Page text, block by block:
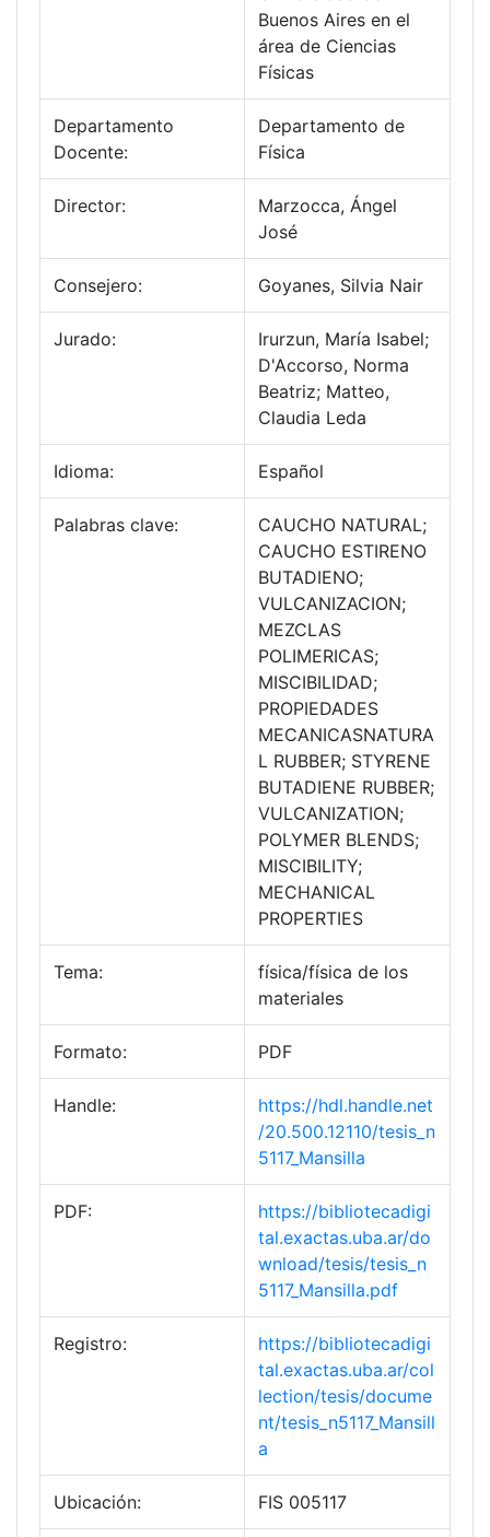
Buenos Aires en el
área de Ciencias
Físicas
Departamento
Docente:
Departamento de
Física
Director:
Marzocca, Ángel
José
Consejero: Goyanes, Silvia Nair
Jurado:
Irurzun, María Isabel;
D'Accorso, Norma
Beatriz; Matteo,
Claudia Leda
Idioma: Español
Palabras clave:
CAUCHO NATURAL;
CAUCHO ESTIRENO
BUTADIENO;
VULCANIZACION;
MEZCLAS
POLIMERICAS;
MISCIBILIDAD;
PROPIEDADES
MECANICASNATURA
L RUBBER; STYRENE
BUTADIENE RUBBER;
VULCANIZATION;
POLYMER BLENDS;
MISCIBILITY;
MECHANICAL
PROPERTIES
Tema:
física/física de los
materiales
Formato: PDF
Handle:
https://hdl.handle.net
/20.500.12110/tesis_n
5117_Mansilla
PDF:
https://bibliotecadigi
tal.exactas.uba.ar/do
wnload/tesis/tesis_n
5117_Mansilla.pdf
Registro:
https://bibliotecadigi
tal.exactas.uba.ar/col
lection/tesis/docume
nt/tesis_n5117_Mansill
a
Ubicación: FIS 005117